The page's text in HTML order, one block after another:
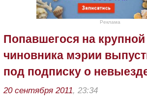
Реклама
Попавшегося на крупной
чиновника мэрии
под подписку о
20 сентября 2011, 23:34